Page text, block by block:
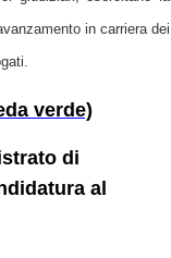
in carriera dei
verde)
di
al